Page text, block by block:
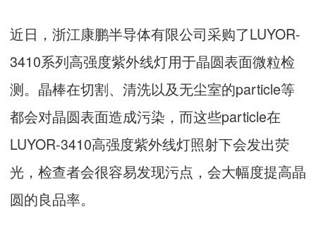
近日，浙江康鹏半导体有限公司采购了LUYOR-
3410系列高强度紫外线灯用于晶圆表面微粒检
测。晶棒在切割、清洗以及无尘室的particle等
都会对晶圆表面造成污染，而这些particle在
LUYOR-3410高强度紫外线灯照射下会发出荧
光，检查者会很容易发现污点，会大幅度提高晶
圆的良品率。